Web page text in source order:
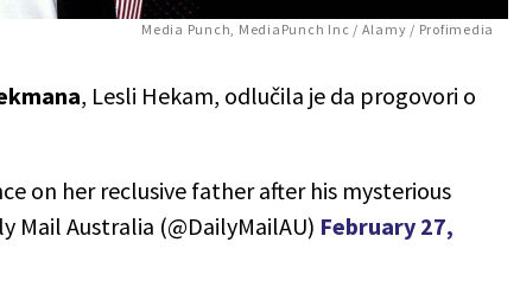
Media Punch, MediaPunch Inc / Alamy / Profimedia
, Lesli Hekam, odlučila je da progovori o
on her reclusive father after his mysterious
Mail Australia (@DailyMailAU) February 27,